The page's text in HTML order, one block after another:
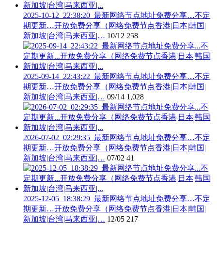
2025-10-12_22:38:20_最新网络节点地址免费分享…不定
期更新…开放免费分享（网络免费节点香港|日本|韩国|
新加坡|台湾|马来西亚|… 10/12 258
2025-09-14_22:43:22_最新网络节点地址免费分享…不定
期更新…开放免费分享（网络免费节点香港|日本|韩国|
新加坡|台湾|马来西亚|… 09/14 1,028
2026-07-02_02:29:35_最新网络节点地址免费分享…不定
期更新…开放免费分享（网络免费节点香港|日本|韩国|
新加坡|台湾|马来西亚|… 07/02 41
2025-12-05_18:38:29_最新网络节点地址免费分享…不定
期更新…开放免费分享（网络免费节点香港|日本|韩国|
新加坡|台湾|马来西亚|… 12/05 217